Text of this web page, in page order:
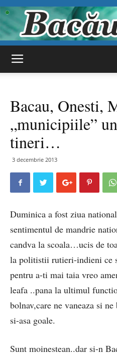
Bacau, Onesti,
„municipiile”
tineri…
3 decembrie 2013
Duminica a fost ziua
sentimentul de mandrie
candva la scoala…ucis de
la politistii rutieri-indieni ce
pentru a-ti mai taia vreo
leafa ..pana la ultimul
bolnav,care ne vaneaza si
si-asa goale.
Sunt moinestean..dar si-n